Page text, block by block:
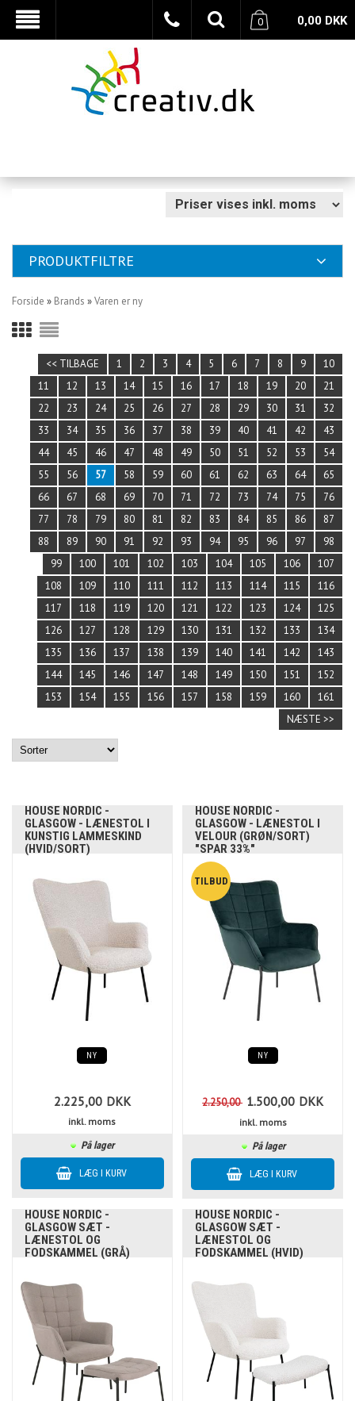
0,00 DKK
0
PRODUKTFILTRE
Forside » Brands »Varen er ny
<< TILBAGE 1 2 3 4 5 6 7 8 9
10
11
12 13 14 15 16 17 18 19 20
21
22
23 24 25 26 27 28 29 30 31
32
33
34 35 36 37 38 39 40 41 42
43
44
45 46 47 48 49 50 51 52 53
54
55
56 57 58 59 60 61 62 63 64
65
66
67 68 69 70 71 72 73 74 75
76
77
78 79 80 81 82 83 84 85 86
87
88
89 90 91 92 93 94 95 96 97
98
99
100 101 102 103 104 105 106
107
108
109 110 111 112 113 114 115
116
117
118 119 120 121 122 123 124
125
126
127 128 129 130 131 132 133
134
135
136 137 138 139 140 141 142
143
144
145 146 147 148 149 150 151
152
153
154 155 156 157 158 159 160
161
NÆSTE >>
HOUSE NORDIC -
GLASGOW - LÆNESTOL I
KUNSTIG LAMMESKIND
(HVID/SORT)
NY
2.225,00 DKK
inkl. moms
På lager
HOUSE NORDIC -
GLASGOW - LÆNESTOL I
VELOUR (GRØN/SORT)
"SPAR 33%"
NY
2.250,00 1.500,00 DKK
inkl. moms
På lager
HOUSE NORDIC -
GLASGOW SÆT -
LÆNESTOL OG
FODSKAMMEL (GRÅ)
HOUSE NORDIC -
GLASGOW SÆT -
LÆNESTOL OG
FODSKAMMEL (HVID)